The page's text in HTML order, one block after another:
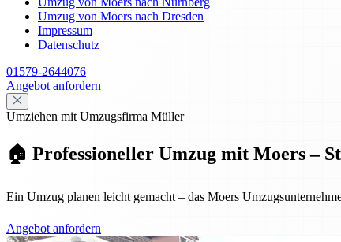
Umzug von Moers nach Dresden
Impressum
Datenschutz
01579-2644076
Angebot anfordern
Umziehen mit Umzugsfirma Müller
🏠 Professioneller Umzug mit Moers –
Ein Umzug planen leicht gemacht – das Moers
Angebot anfordern